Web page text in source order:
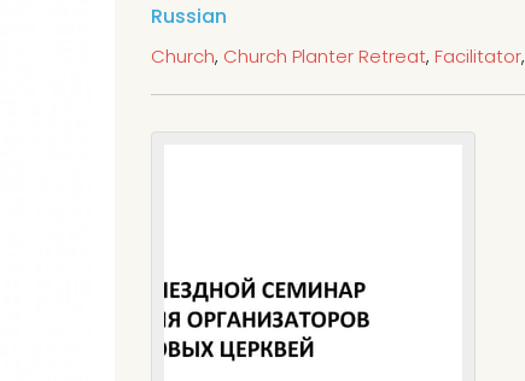
Russian
Church, Church Planter Retreat, Facilitator,